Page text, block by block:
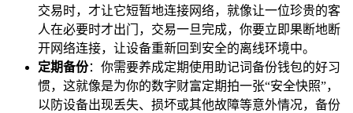
交易时，才让它短暂地连接网络，就像让一位珍贵的客
人在必要时才出门，交易一旦完成，你要立即果断地断
开网络连接，让设备重新回到安全的离线环境中。
定期备份：你需要养成定期使用助记词备份钱包的好习
惯，这就像是为你的数字财富定期拍一张“安全快照”，
以防设备出现丢失、损坏或其他故障等意外情况，备份